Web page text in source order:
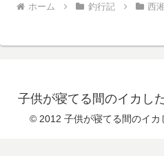
ホーム 釣行記 西
子供が寝てる間のイカし
© 2012 子供が寝てる間のイカ